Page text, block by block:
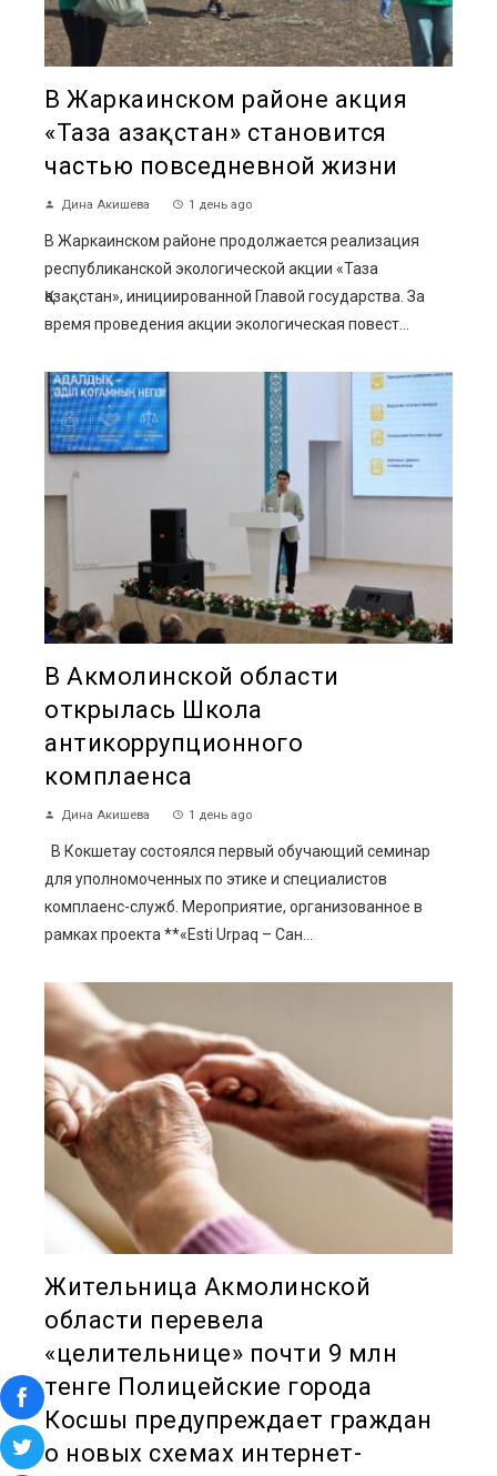
В Жаркаинском районе акция
«Таза Қазақстан» становится
частью повседневной жизни
Дина Акишева 1 день ago
В Жаркаинском районе продолжается реализация
республиканской экологической акции «Таза
Қазақстан», инициированной Главой государства. За
время проведения акции экологическая повест...
В Акмолинской области
открылась Школа
антикоррупционного
комплаенса
Дина Акишева 1 день ago
В Кокшетау состоялся первый обучающий семинар
для уполномоченных по этике и специалистов
комплаенс-служб. Мероприятие, организованное в
рамках проекта **«Esti Urpaq – Сан...
Жительница Акмолинской
области перевела
«целительнице» почти 9 млн
тенге Полицейские города
Косшы предупреждает граждан
о новых схемах интернет-